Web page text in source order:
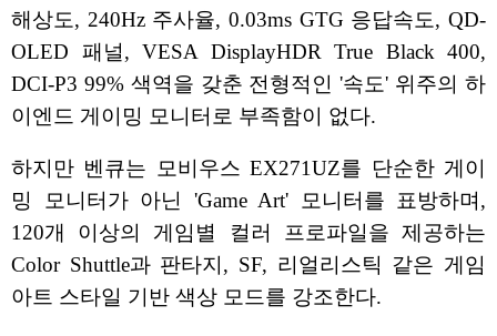
해상도, 240Hz 주사율, 0.03ms GTG 응답속도, QD-
OLED 패널, VESA DisplayHDR True Black 400,
DCI-P3 99% 색역을 갖춘 전형적인 '속도' 위주의 하
이엔드 게이밍 모니터로 부족함이 없다.
하지만 벤큐는 모비우스 EX271UZ를 단순한 게이
밍 모니터가 아닌 'Game Art' 모니터를 표방하며,
120개 이상의 게임별 컬러 프로파일을 제공하는
Color Shuttle과 판타지, SF, 리얼리스틱 같은 게임
아트 스타일 기반 색상 모드를 강조한다.